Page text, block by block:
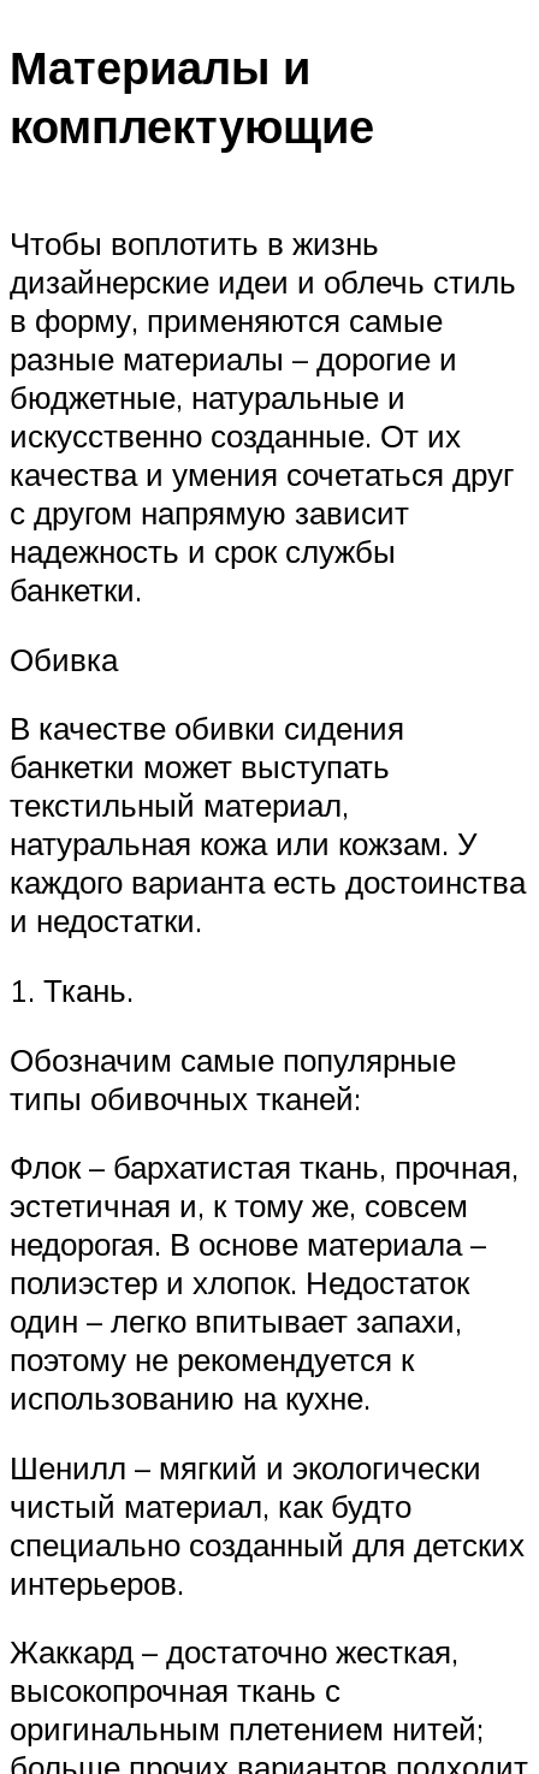
Материалы и
комплектующие
Чтобы воплотить в жизнь
дизайнерские идеи и облечь стиль
в форму, применяются самые
разные материалы – дорогие и
бюджетные, натуральные и
искусственно созданные. От их
качества и умения сочетаться друг
с другом напрямую зависит
надежность и срок службы
банкетки.
Обивка
В качестве обивки сидения
банкетки может выступать
текстильный материал,
натуральная кожа или кожзам. У
каждого варианта есть достоинства
и недостатки.
1. Ткань.
Обозначим самые популярные
типы обивочных тканей:
Флок – бархатистая ткань, прочная,
эстетичная и, к тому же, совсем
недорогая. В основе материала –
полиэстер и хлопок. Недостаток
один – легко впитывает запахи,
поэтому не рекомендуется к
использованию на кухне.
Шенилл – мягкий и экологически
чистый материал, как будто
специально созданный для детских
интерьеров.
Жаккард – достаточно жесткая,
высокопрочная ткань с
оригинальным плетением нитей;